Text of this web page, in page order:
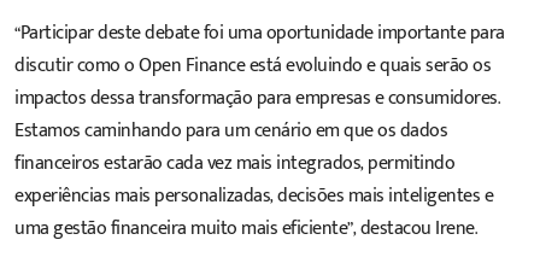
“Participar deste debate foi uma oportunidade importante para
discutir como o Open Finance está evoluindo e quais serão os
impactos dessa transformação para empresas e consumidores.
Estamos caminhando para um cenário em que os dados
financeiros estarão cada vez mais integrados, permitindo
experiências mais personalizadas, decisões mais inteligentes e
uma gestão financeira muito mais eficiente”, destacou Irene.